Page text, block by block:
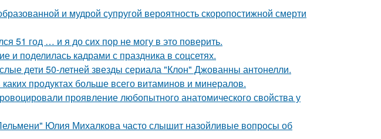
и мудрой супругой вероятность скоропостижной смерти
51 год … и я до сих пор не могу в это поверить.
и поделилась кадрами с праздника в соцсетях.
дети 50-летней звезды сериала "Клон" Джованны антонелли.
продуктах больше всего витаминов и минералов.
проявление любопытного анатомического свойства у
Юлия Михалкова часто слышит назойливые вопросы об